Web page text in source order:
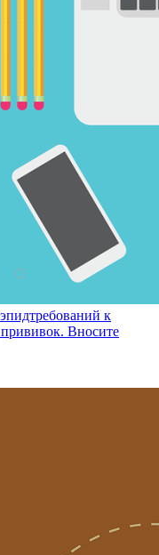
к
Вносите